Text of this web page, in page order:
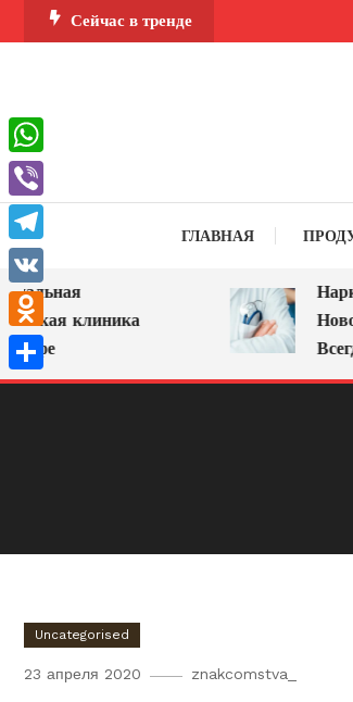
Перейти
к
Сейчас в тренде
ГЛАВНАЯ
клиника
Всегда
Uncategorised
23 апреля 2020 znakcomstva_
WhatsApp
Viber
Telegram
VK
Odnoklassniki
Отправить